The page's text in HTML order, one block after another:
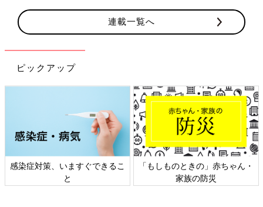
連載一覧へ
ピックアップ
感染症対策、いますぐできるこ
と
「もしものときの」赤ちゃん・
家族の防災